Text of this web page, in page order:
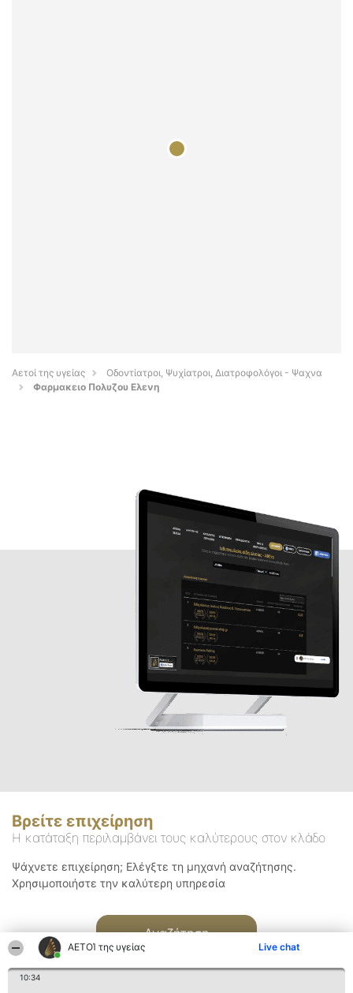
ΑΕΤΟΊ της υγείας Live chat
10:34
Αετοί της υγείας
Οδοντίατροι, Ψυχίατροι, Διατροφολόγοι - Ψαχνα
Φαρμακειο Πολυζου Ελενη
Βρείτε επιχείρηση
Η κατάταξη περιλαμβάνει τους καλύτερους στον κλάδο
Ψάχνετε επιχείρηση; Ελέγξτε τη μηχανή αναζήτησης.
Χρησιμοποιήστε την καλύτερη υπηρεσία
Αναζήτηση